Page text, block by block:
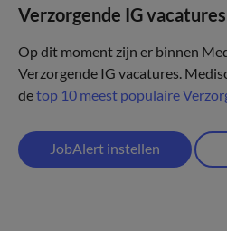
Verzorgende IG
Op dit moment zijn er binnen
Verzorgende IG vacatures.
detop 10 meest populaire
JobAlert instellen